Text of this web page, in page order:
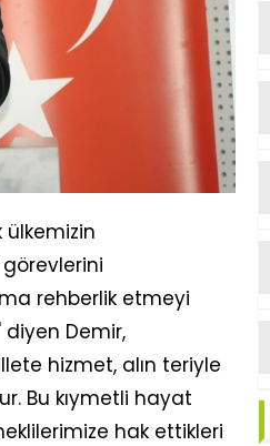
ülkemizin
rehberlik etmeyi
Demir,
hizmet, alın teriyle
Bu kıymetli hayat
hak ettikleri